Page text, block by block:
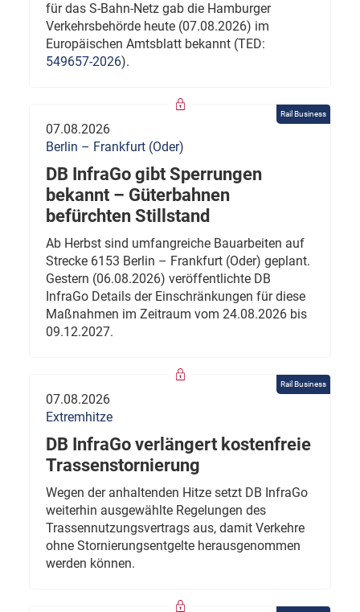
für das S-Bahn-Netz gab die Hamburger
Verkehrsbehörde heute (07.08.2026) im
Europäischen Amtsblatt bekannt (TED:
549657-2026).
Rail Business
07.08.2026
Berlin – Frankfurt (Oder)
DB InfraGo gibt Sperrungen
bekannt – Güterbahnen
befürchten Stillstand
Ab Herbst sind umfangreiche Bauarbeiten auf
Strecke 6153 Berlin – Frankfurt (Oder) geplant.
Gestern (06.08.2026) veröffentlichte DB
InfraGo Details der Einschränkungen für diese
Maßnahmen im Zeitraum vom 24.08.2026 bis
09.12.2027.
Rail Business
07.08.2026
Extremhitze
DB InfraGo verlängert kostenfreie
Trassenstornierung
Wegen der anhaltenden Hitze setzt DB InfraGo
weiterhin ausgewählte Regelungen des
Trassennutzungsvertrags aus, damit Verkehre
ohne Stornierungsentgelte herausgenommen
werden können.